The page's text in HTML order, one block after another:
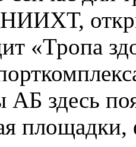
«Тропа
АБ здесь